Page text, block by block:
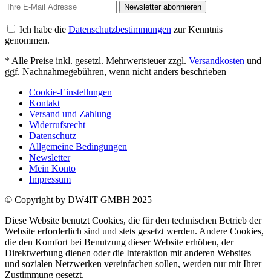
Newsletter abonnieren
Ich habe die Datenschutzbestimmungen zur Kenntnis
genommen.
* Alle Preise inkl. gesetzl. Mehrwertsteuer zzgl. Versandkosten und
ggf. Nachnahmegebühren, wenn nicht anders beschrieben
Cookie-Einstellungen
Kontakt
Versand und Zahlung
Widerrufsrecht
Datenschutz
Allgemeine Bedingungen
Newsletter
Mein Konto
Impressum
© Copyright by DW4IT GMBH 2025
Diese Website benutzt Cookies, die für den technischen Betrieb der
Website erforderlich sind und stets gesetzt werden. Andere Cookies,
die den Komfort bei Benutzung dieser Website erhöhen, der
Direktwerbung dienen oder die Interaktion mit anderen Websites
und sozialen Netzwerken vereinfachen sollen, werden nur mit Ihrer
Zustimmung gesetzt.